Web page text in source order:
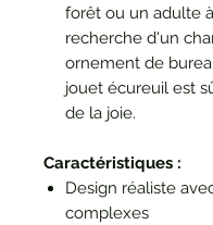
forêt ou un adulte
recherche d'un
ornement de
jouet écureuil est
de la joie.
Caractéristiques :
Design réaliste
complexes